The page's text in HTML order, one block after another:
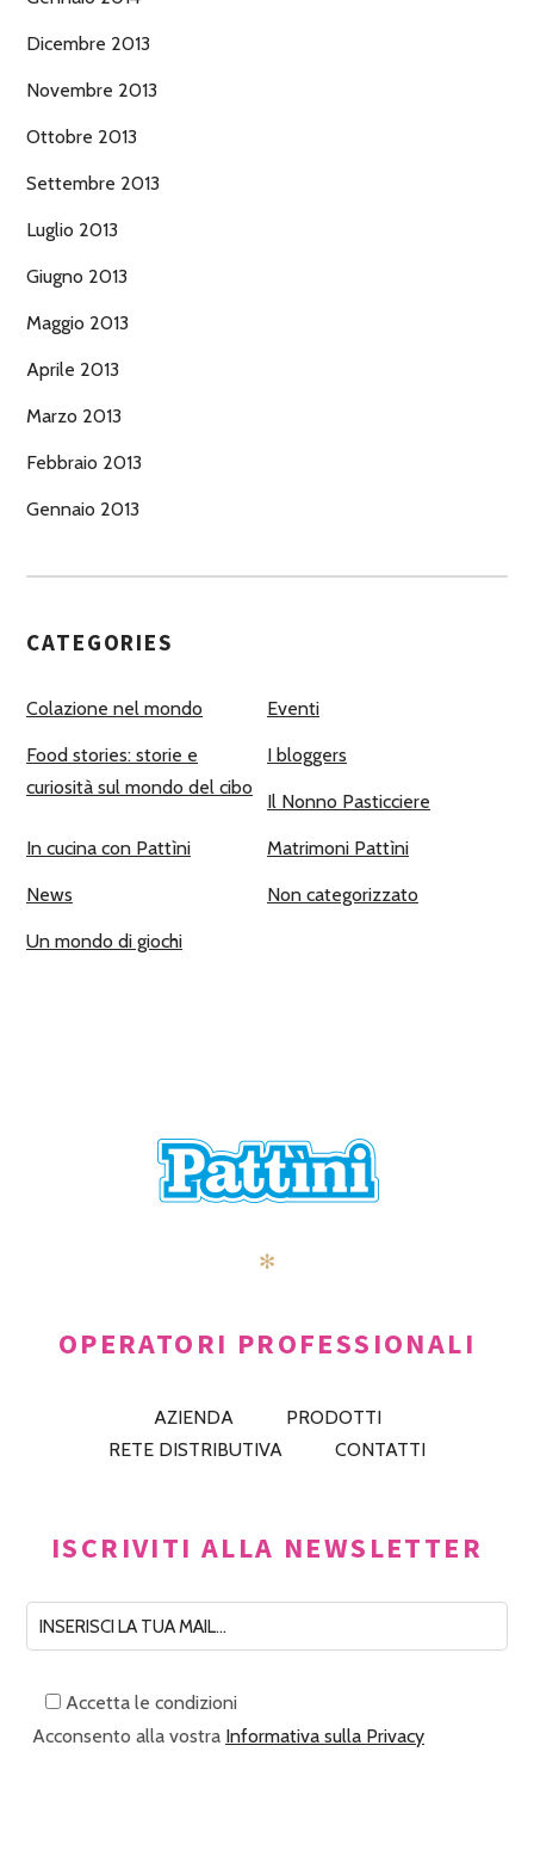
Dicembre 2013
Novembre 2013
Ottobre 2013
Settembre 2013
Luglio 2013
Giugno 2013
Maggio 2013
Aprile 2013
Marzo 2013
Febbraio 2013
Gennaio 2013
CATEGORIES
Colazione nel mondo Eventi
Food stories: storie e
curiosità sul mondo del cibo
I bloggers
Il Nonno Pasticciere
In cucina con Pattìni Matrimoni Pattìni
News Non categorizzato
Un mondo di giochi
✻
OPERATORI PROFESSIONALI
AZIENDA
PRODOTTI
RETE DISTRIBUTIVA
CONTATTI
ISCRIVITI ALLA NEWSLETTER
Accetta le condizioni
Acconsento alla vostra Informativa sulla Privacy